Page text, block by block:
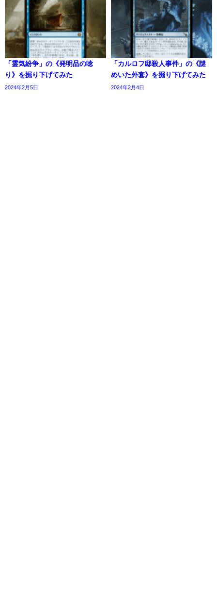
「霊気紛争」の《発明品の唸
り》を掘り下げてみた
2024年2月5日
「カルロフ邸殺人事件」の《謎
めいた外套》を掘り下げてみた
2024年2月4日